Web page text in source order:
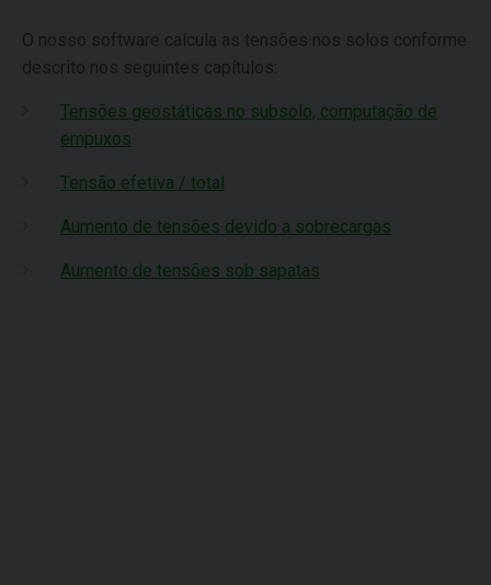
O nosso software calcula as tensões nos solos conforme
descrito nos seguintes capítulos:
Tensões geostáticas no subsolo, computação de
empuxos
Tensão efetiva / total
Aumento de tensões devido a sobrecargas
Aumento de tensões sob sapatas